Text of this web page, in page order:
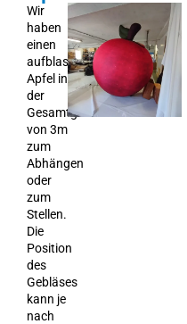
Wir
haben
einen
aufblasbaren
Apfel in
der
Gesamtgröße
von 3m
zum
Abhängen
oder
zum
Stellen.
Die
Position
des
Gebläses
kann je
nach